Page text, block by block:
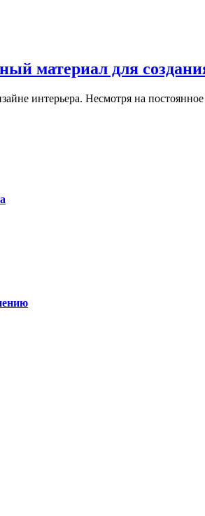
материал для
интерьера. Несмотря на